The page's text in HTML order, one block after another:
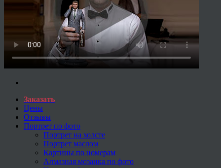
Заказать
Цены
Отзывы
Портрет по фото
Портрет на холсте
Портрет маслом
Картины по номерам
Алмазная мозаика по фото